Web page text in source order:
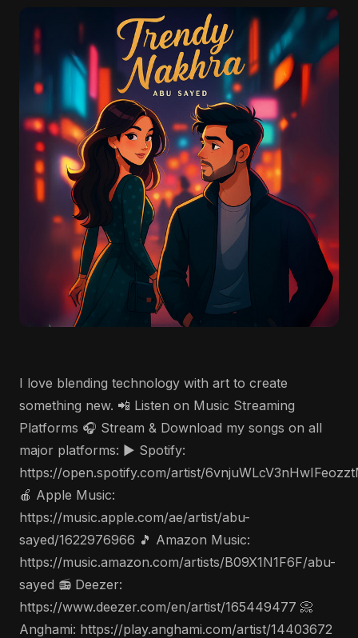
I love blending technology with art to create
something new. 📲 Listen on Music Streaming
Platforms 🎧 Stream & Download my songs on all
major platforms: ▶️ Spotify:
https://open.spotify.com/artist/
🍎 Apple Music:
https://music.apple.com/ae/artist/abu-
sayed/1622976966 🎵 Amazon Music:
https://music.amazon.com/artists/B09X1N1F6F/abu-
sayed 📻 Deezer:
https://www.deezer.com/en/artist/165449477 📀
Anghami: https://play.anghami.com/artist/14403672